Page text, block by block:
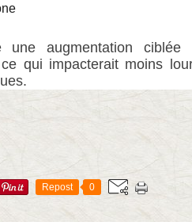
une augmentation ciblée
qui impacterait moins
Repost 0